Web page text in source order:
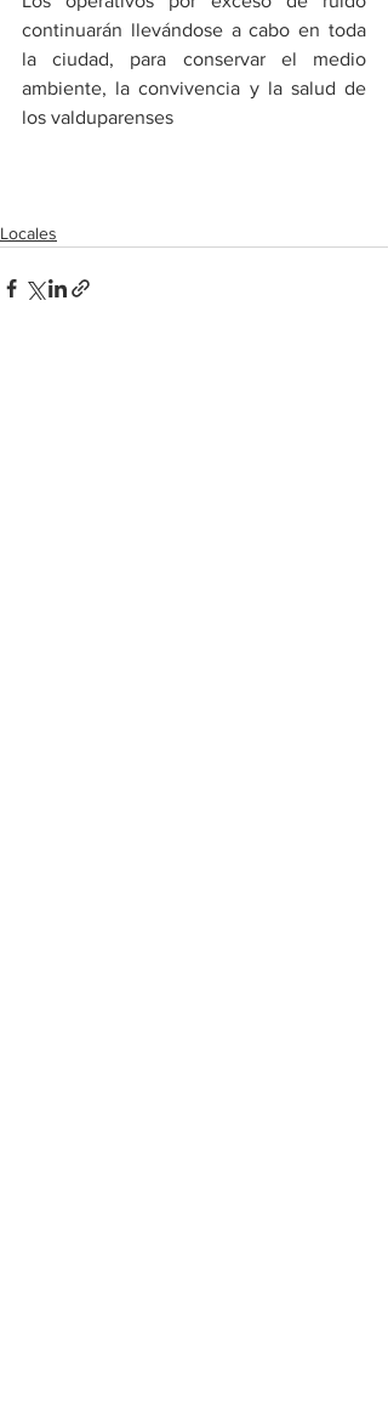
continuarán llevándose a cabo en toda
la ciudad, para conservar el medio
ambiente, la convivencia y la salud de
los valduparenses
Locales